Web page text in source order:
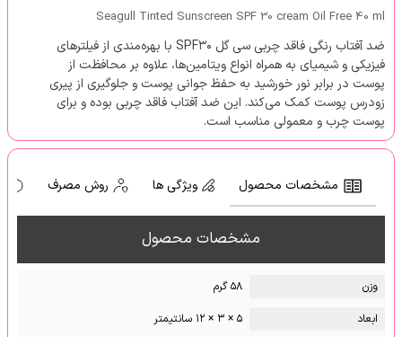
Seagull Tinted Sunscreen SPF 30 cream Oil Free 40 ml
ضد آفتاب رنگی فاقد چربی سی گل SPF۳۰ با بهره‌مندی از فیلترهای
فیزیکی و شیمیای به همراه انواع ویتامین‌ها، علاوه بر محافظت از
پوست در برابر نور خورشید به حفظ جوانی پوست و جلوگیری از پیری
زودرس پوست کمک می‌کند. این ضد آفتاب فاقد چربی بوده و برای
پوست چرب و معمولی مناسب است.
مشخصات محصول ویژگی ها روش مصرف
مشخصات محصول
وزن
۵۸ گرم
ابعاد
۵ × ۳ × ۱۲ سانتیمتر